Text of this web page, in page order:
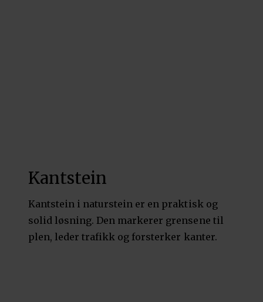
Kantstein
Kantstein i naturstein er en praktisk og
solid løsning. Den markerer grensene til
plen, leder trafikk og forsterker kanter.